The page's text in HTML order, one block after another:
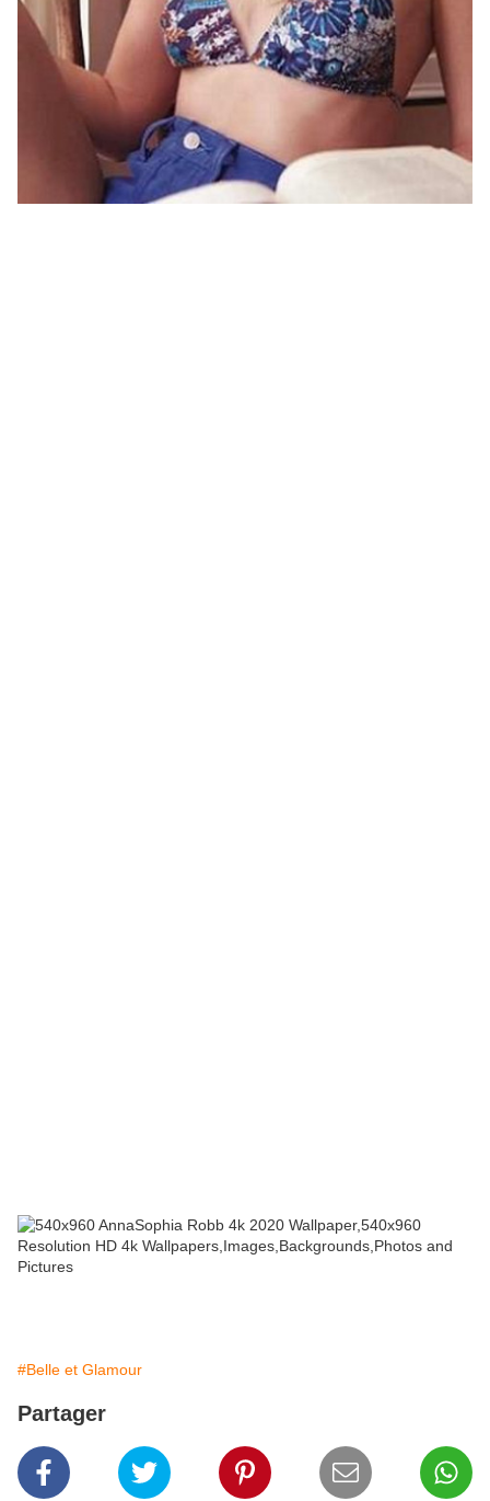
#Belle et Glamour
Partager